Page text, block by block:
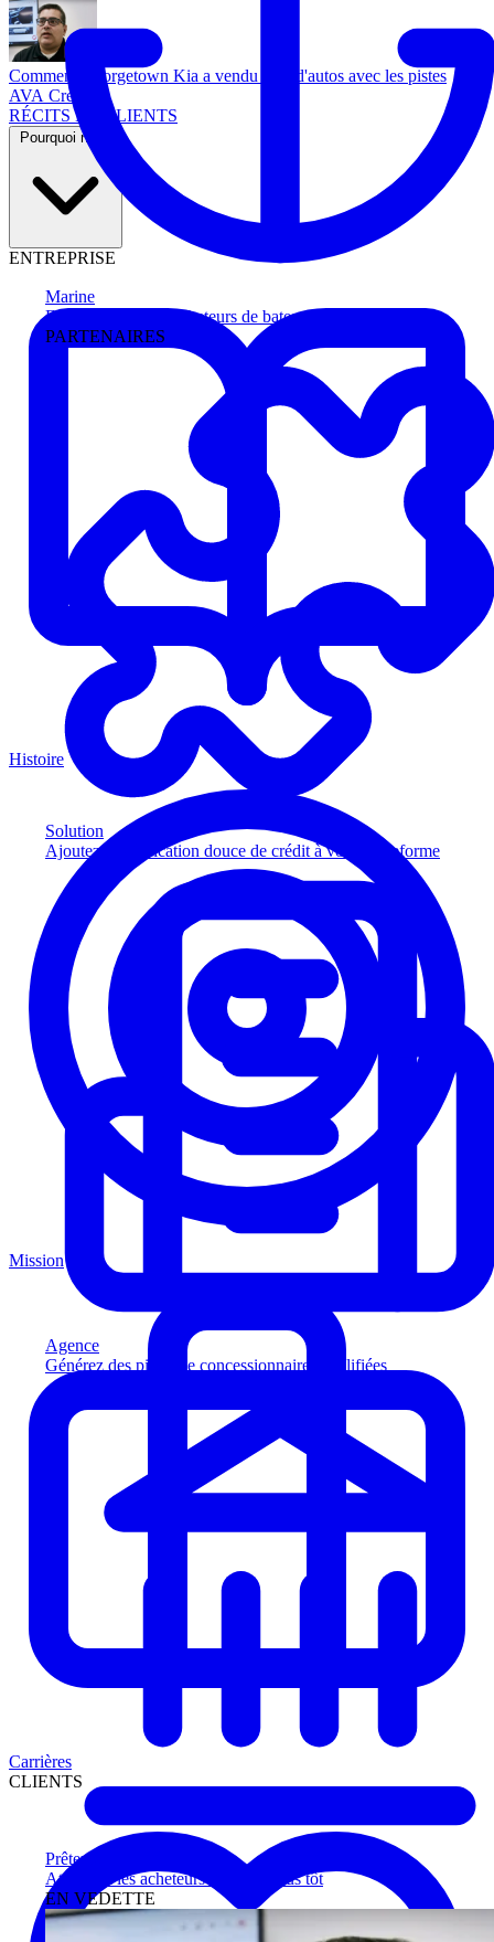
Marine
Faites avancer les acheteurs de bateau
PARTENAIRES
Solution
Ajoutez la vérification douce de crédit à votre plateforme
Agence
Générez des pistes de concessionnaires qualifiées
Prêteurs
Atteignez les acheteurs qualifiés plus tôt
EN VEDETTE
Comment Georgetown Kia a vendu plus d'autos avec les pistes
AVA Credit
RÉCITS DE CLIENTS
Pourquoi nous
ENTREPRISE
Histoire
Mission
Carrières
CLIENTS